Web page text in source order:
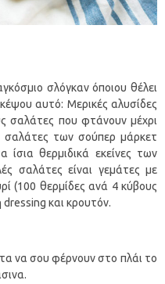
σλόγκαν όποιου θέλει
αυτό: Μερικές αλυσίδες
σαλάτες που φτάνουν μέχρι
σαλάτες των σούπερ μάρκετ
ίσια θερμιδικά εκείνες των
σαλάτες είναι γεμάτες με
(100 θερμίδες ανά 4 κύβους
dressing και κρουτόν.
να σου φέρνουν στο πλάι το